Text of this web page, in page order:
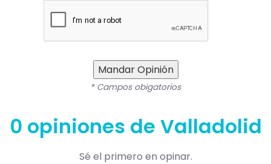
Mandar Opinión
* Campos obigatorios
0 opiniones de Valladolid
Sé el primero en opinar.